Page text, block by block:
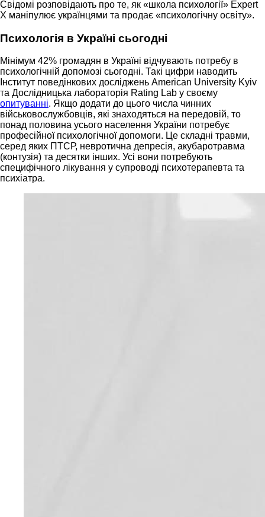
Свідомі розповідають про те, як «школа психології» Expert
X маніпулює українцями та продає «психологічну освіту».
Психологія в Україні сьогодні
Мінімум 42% громадян в Україні відчувають потребу в
психологічній допомозі сьогодні. Такі цифри наводить
Інститут поведінкових досліджень American University Kyiv
та Дослідницька лабораторія Rating Lab у своєму
опитуванні. Якщо додати до цього числа чинних
військовослужбовців, які знаходяться на передовій, то
понад половина усього населення України потребує
професійної психологічної допомоги. Це складні травми,
серед яких ПТСР, невротична депресія, акубаротравма
(контузія) та десятки інших. Усі вони потребують
специфічного лікування у супроводі психотерапевта та
психіатра.